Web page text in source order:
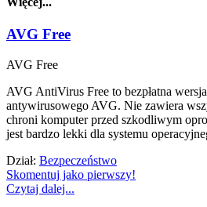
AVG Free
AVG Free
AVG AntiVirus Free to bezpłatna
antywirusowego AVG. Nie zawiera
chroni komputer przed szkodliwym
jest bardzo lekki dla systemu
Dział: Bezpeczeństwo
Skomentuj jako pierwszy!
Czytaj dalej...